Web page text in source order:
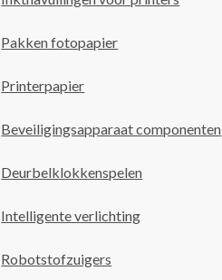
Pakken fotopapier
Printerpapier
Beveiligingsapparaat componenten
Deurbelklokkenspelen
Intelligente verlichting
Robotstofzuigers